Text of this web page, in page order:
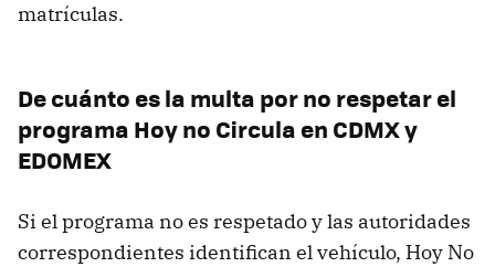
matrículas.
De cuánto es la multa por no respetar el
programa Hoy no Circula en CDMX y
EDOMEX
Si el programa no es respetado y las autoridades
correspondientes identifican el vehículo, Hoy No